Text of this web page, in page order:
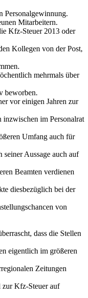
Personalgewinnung.
Mitarbeitern.
Kfz-Steuer 2013 oder
Kollegen von der Post,
mehrmals über
beworben.
vor einigen Jahren zur
inzwischen im Personalrat
Umfang auch für
seiner Aussage auch auf
Beamten verdienen
diesbezüglich bei der
von
dass die Stellen
eigentlich im größeren
Zeitungen
zur Kfz-Steuer auf